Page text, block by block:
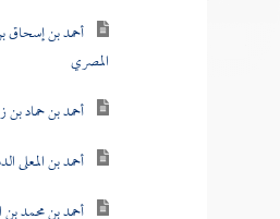
أحمد بن
المصري
أحمد بن حماد بن
أحمد بن المعلى
أحمد بن محمد